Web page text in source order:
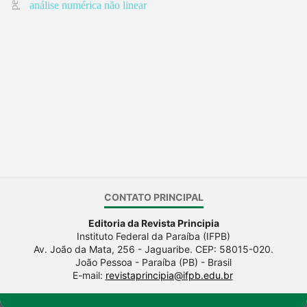
análise numérica não linear
CONTATO PRINCIPAL
Editoria da Revista Principia
Instituto Federal da Paraíba (IFPB)
Av. João da Mata, 256 - Jaguaribe. CEP: 58015-020.
João Pessoa - Paraíba (PB) - Brasil
E-mail: revistaprincipia@ifpb.edu.br